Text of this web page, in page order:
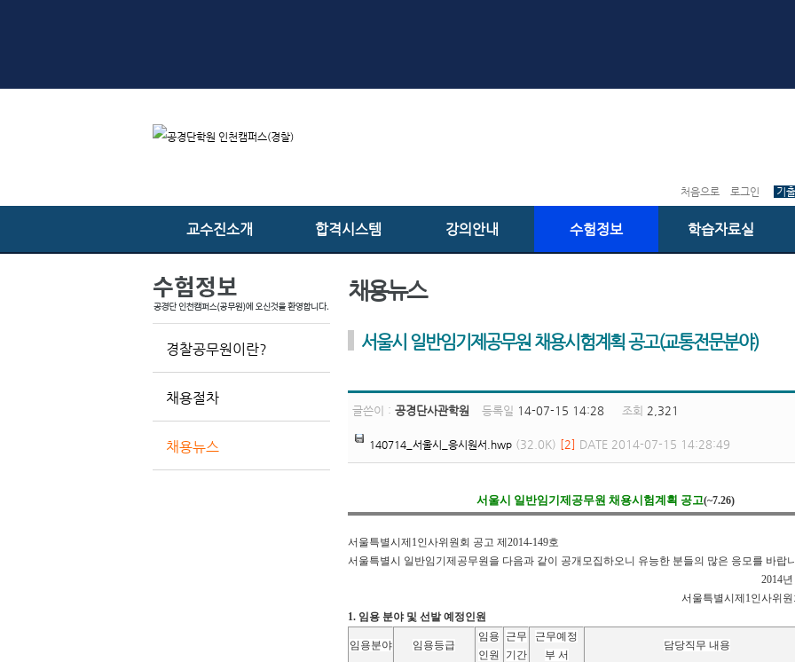
처음으로 로그인 기
교수진소개 합격시스템 강의안내 수험정보 학습자료실
경찰공무원이란?
채용절차
채용뉴스
채용뉴스
서울시 일반임기제공무원 채용시험계획 공고(교통전문분야)
글쓴이 : 공경단사관학원 등록일 14-07-15 14:28 조회 2,321
140714_서울시_응시원서.hwp (32.0K) [2] DATE 2014-07-15 14:28:49
서울시 일반임기제공무원 채용시험계획 공고(~7.26)
서울특별시제1인사위원회 공고 제2014-149호
서울특별시 일반임기제공무원을 다음과 같이 공개모집하오니 유능한 분들의 많은 응모를 바랍
2014
서울특별시제1인사위
1. 임용 분야 및 선발 예정인원
임용분야 임용등급
임용
인원
근무
기간
근무예정
부 서
담당직무 내용